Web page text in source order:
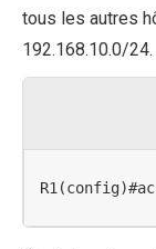
tous les autres
192.168.10.0/24.